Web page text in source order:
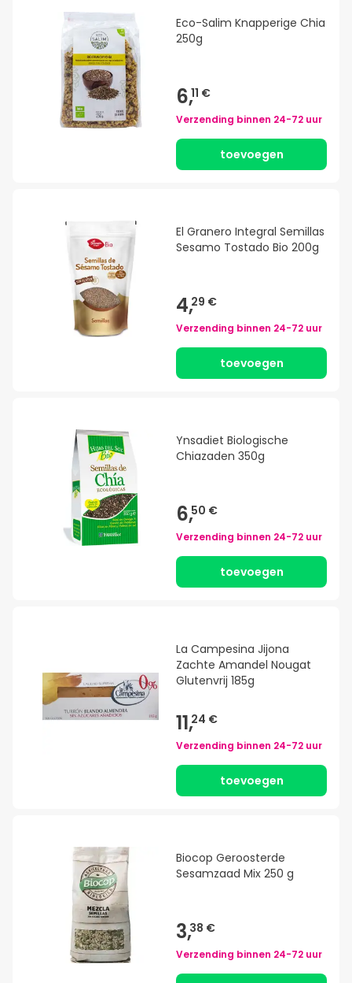
Eco-Salim Knapperige Chia
250g
6,11 €
Verzending binnen 24-72 uur
toevoegen
El Granero Integral Semillas
Sesamo Tostado Bio 200g
4,29 €
Verzending binnen 24-72 uur
toevoegen
Ynsadiet Biologische
Chiazaden 350g
6,50 €
Verzending binnen 24-72 uur
toevoegen
La Campesina Jijona
Zachte Amandel Nougat
Glutenvrij 185g
11,24 €
Verzending binnen 24-72 uur
toevoegen
Biocop Geroosterde
Sesamzaad Mix 250 g
3,38 €
Verzending binnen 24-72 uur